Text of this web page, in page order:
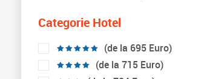
Categorie Hotel
(de la 695 Euro)
(de la 715 Euro)